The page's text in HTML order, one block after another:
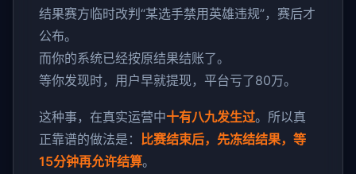
结果赛方临时改判“某选手禁用英雄违规”，赛后才
公布。
而你的系统已经按原结果结账了。
等你发现时，用户早就提现，平台亏了80万。
这种事，在真实运营中十有八九发生过。所以真
正靠谱的做法是：
比赛结束后，先冻结结果，等
15分钟再允许结算。